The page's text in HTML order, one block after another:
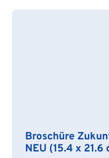
Broschüre
NEU (15.4 x 21.6